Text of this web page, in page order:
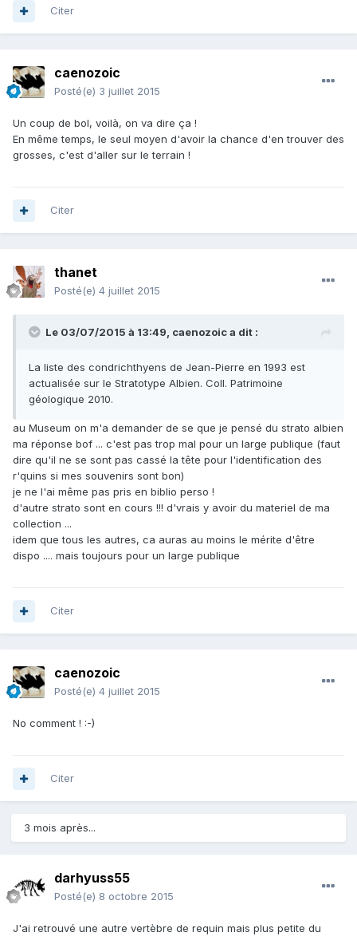
Citer
caenozoic
Posté(e) 3 juillet 2015
Un coup de bol, voilà, on va dire ça !
En même temps, le seul moyen d'avoir la chance d'en trouver des
grosses, c'est d'aller sur le terrain !
Citer
thanet
Posté(e) 4 juillet 2015
Le 03/07/2015 à 13:49, caenozoic a dit :
La liste des condrichthyens de Jean-Pierre en 1993 est
actualisée sur le Stratotype Albien. Coll. Patrimoine
géologique 2010.
au Museum on m'a demander de se que je pensé du strato albien
ma réponse bof ... c'est pas trop mal pour un large publique (faut
dire qu'il ne se sont pas cassé la tête pour l'identification des
r'quins si mes souvenirs sont bon)
je ne l'ai même pas pris en biblio perso !
d'autre strato sont en cours !!! d'vrais y avoir du materiel de ma
collection ...
idem que tous les autres, ca auras au moins le mérite d'être
dispo .... mais toujours pour un large publique
Citer
caenozoic
Posté(e) 4 juillet 2015
No comment ! :-)
Citer
3 mois après...
darhyuss55
Posté(e) 8 octobre 2015
J'ai retrouvé une autre vertèbre de requin mais plus petite du